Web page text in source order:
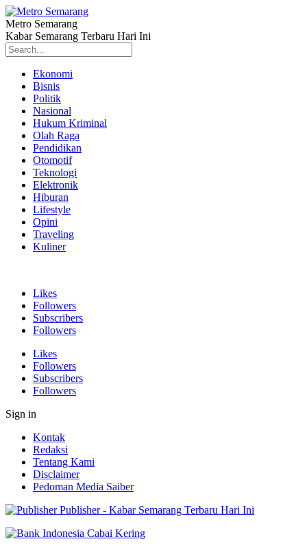
Metro Semarang
Kabar Semarang Terbaru Hari Ini
Ekonomi
Bisnis
Politik
Nasional
Hukum Kriminal
Olah Raga
Pendidikan
Otomotif
Teknologi
Elektronik
Hiburan
Lifestyle
Opini
Traveling
Kuliner
Likes
Followers
Subscribers
Followers
Likes
Followers
Subscribers
Followers
Sign in
Kontak
Redaksi
Tentang Kami
Disclaimer
Pedoman Media Saiber
Publisher - Kabar Semarang Terbaru Hari Ini